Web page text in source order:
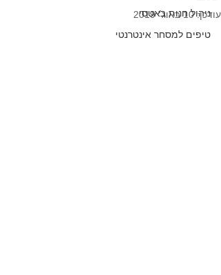
ניהול חנות באטסי
טיפים למסחר אינטרנטי
עודכן:10 באוג׳ 2019